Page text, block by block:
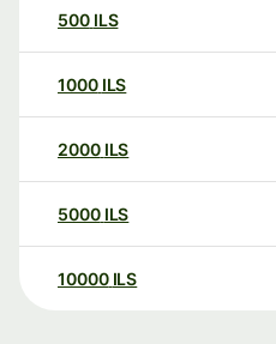
500 ILS
1000 ILS
2000 ILS
5000 ILS
10000 ILS